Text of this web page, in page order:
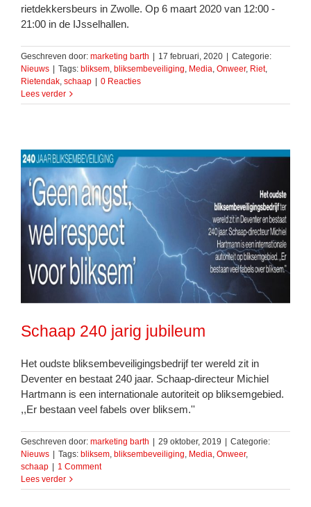
rietdekkersbeurs in Zwolle. Op 6 maart 2020 van 12:00 -
21:00 in de IJsselhallen.
Geschreven door: marketing barth | 17 februari, 2020 | Categorie:
Nieuws | Tags: bliksem bliksembeveiliging Media Onweer, Riet,
Rietendak schaap | 0 Reacties
Lees verder
Schaap 240 jarig jubileum
Het oudste bliksembeveiligingsbedrijf ter wereld zit in
Deventer en bestaat 240 jaar. Schaap-directeur Michiel
Hartmann is een internationale autoriteit op bliksemgebied.
,,Er bestaan veel fabels over bliksem.''
Geschreven door: marketing barth 29 oktober, 2019
Categorie:
Nieuws
Tags: bliksem, bliksembeveiliging, Media, Onweer,
schaap
1 Comment
Lees verder